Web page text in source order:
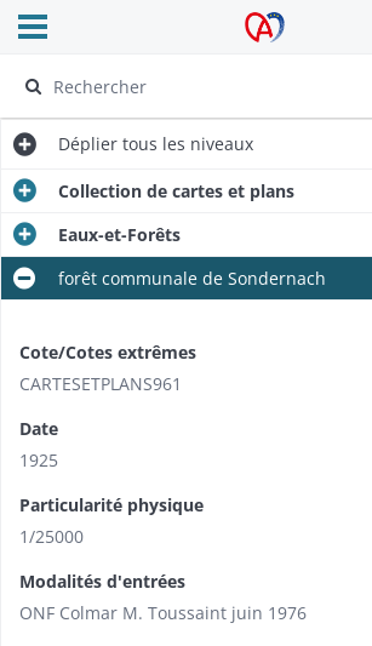
Archives Alsace - Colmar
Ouvrir le menu déroulant
Déplier tous les niveaux
Collection de cartes et plans
Eaux-et-Forêts
forêt communale de Sondernach
Cote/Cotes extrêmes
CARTESETPLANS961
Date
1925
Particularité physique
1/25000
Modalités d'entrées
ONF Colmar M. Toussaint juin 1976